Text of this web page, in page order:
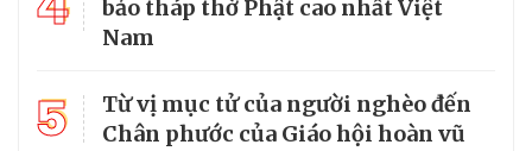
bảo tháp thờ Phật cao nhất Việt
Nam
5
Từ vị mục tử của người nghèo đến
Chân phước của Giáo hội hoàn vũ